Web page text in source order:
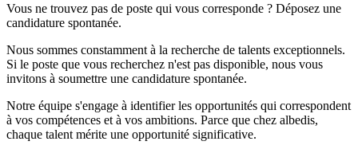
Vous ne trouvez pas de poste qui vous corresponde ? Déposez une
candidature spontanée.
Nous sommes constamment à la recherche de talents exceptionnels.
Si le poste que vous recherchez n'est pas disponible, nous vous
invitons à soumettre une candidature spontanée.
Notre équipe s'engage à identifier les opportunités qui correspondent
à vos compétences et à vos ambitions. Parce que chez albedis,
chaque talent mérite une opportunité significative.